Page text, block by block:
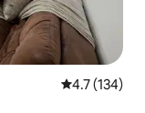
Penarafan
4.7 (134)